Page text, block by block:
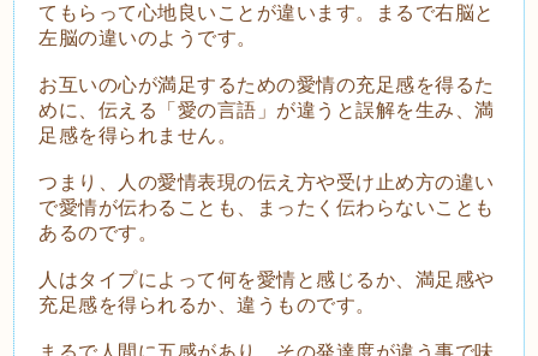
てもらって心地良いことが違います。まるで右脳と
左脳の違いのようです。
お互いの心が満足するための愛情の充足感を得るた
めに、伝える「愛の言語」が違うと誤解を生み、満
足感を得られません。
つまり、人の愛情表現の伝え方や受け止め方の違い
で愛情が伝わることも、まったく伝わらないことも
あるのです。
人はタイプによって何を愛情と感じるか、満足感や
充足感を得られるか、違うものです。